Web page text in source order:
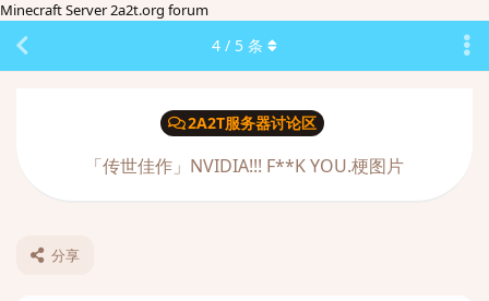
Minecraft Server 2a2t.org forum
2A2T服务器讨论区
「传世佳作」NVIDIA!!! F**K YOU.梗图片
分享
4 / 5 条